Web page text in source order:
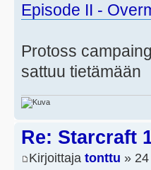
Episode II -
Protoss
sattuu tietämään
Re: Starcraft
Kirjoittaja tonttu »